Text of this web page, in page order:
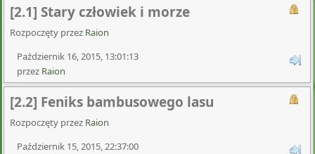
[2.1] Stary człowiek i morze
Rozpoczęty przez Raion
Październik 16, 2015, 13:01:13
przez Raion
[2.2] Feniks bambusowego lasu
Rozpoczęty przez Raion
Październik 15, 2015, 22:37:00